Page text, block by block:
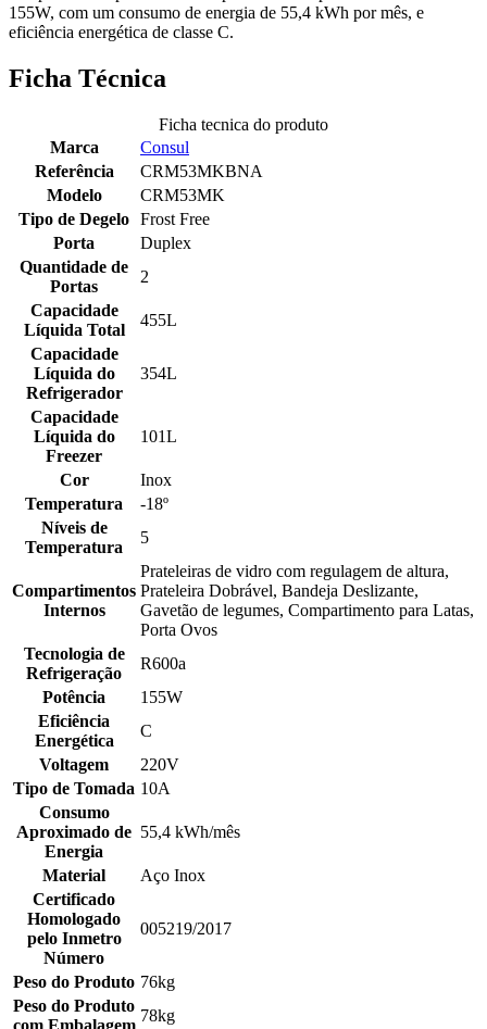
155W, com um consumo de energia de 55,4 kWh por mês, e
eficiência energética de classe C.
Ficha Técnica
Ficha tecnica do produto
Marca
Consul
Referência
CRM53MKBNA
Modelo
CRM53MK
Tipo de Degelo Frost Free
Porta
Duplex
Quantidade de
Portas
2
Capacidade
Líquida Total
455L
Capacidade
Líquida do
Refrigerador
354L
Capacidade
Líquida do
Freezer
101L
Cor
Inox
Temperatura
-18º
Níveis de
Temperatura
5
Compartimentos
Internos
Prateleiras de vidro com regulagem de altura,
Prateleira Dobrável, Bandeja Deslizante,
Gavetão de legumes, Compartimento para Latas,
Porta Ovos
Tecnologia de
Refrigeração
R600a
Potência
155W
Eficiência
Energética
C
Voltagem
220V
Tipo de Tomada 10A
Consumo
Aproximado de
Energia
55,4 kWh/mês
Material
Aço Inox
Certificado
Homologado
pelo Inmetro
Número
005219/2017
Peso do Produto 76kg
Peso do Produto
78kg